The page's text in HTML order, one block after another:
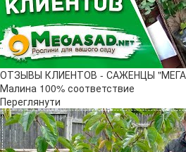
ОТЗЫВЫ КЛИЕНТОВ - САЖЕНЦЫ
Малина 100% соответствие
Переглянути